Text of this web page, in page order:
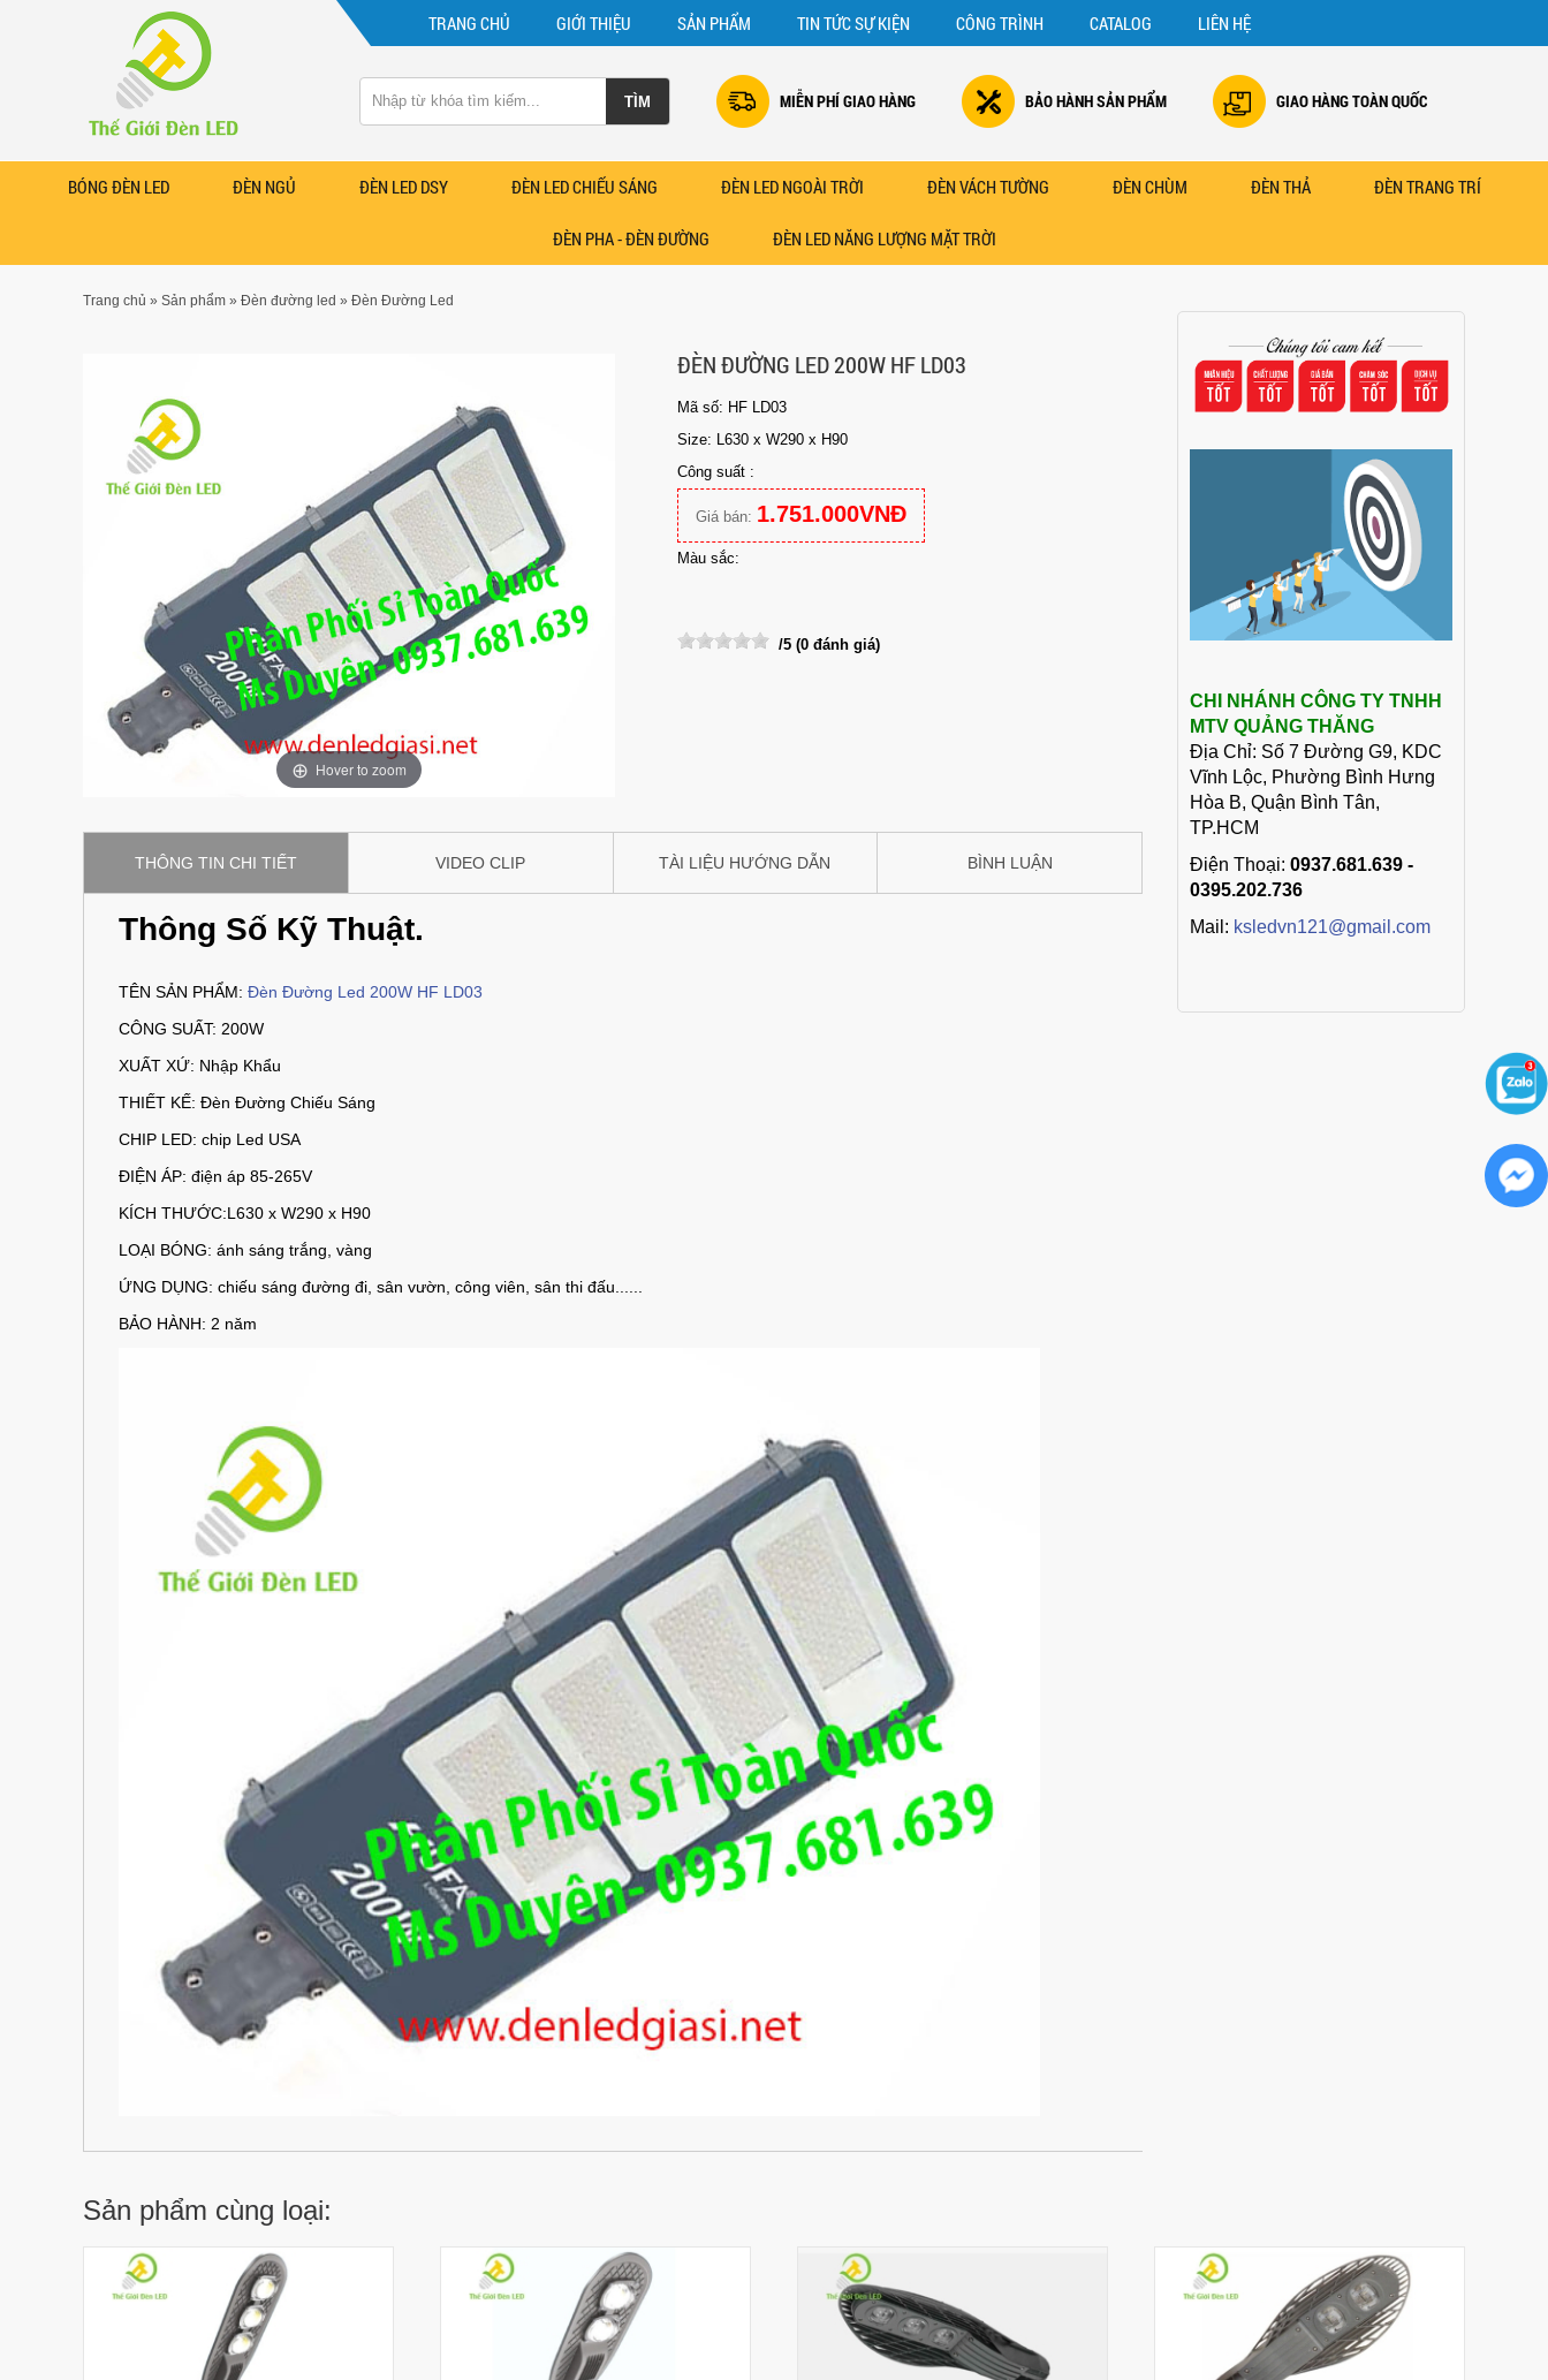
MIỄN PHÍ GIAO HÀNG BẢO HÀNH SẢN PHẨM GIAO HÀNG TOÀN QUỐC
TRANG CHỦ GIỚI THIỆU SẢN PHẨM TIN TỨC SỰ KIỆN CÔNG TRÌNH CATALOG LIÊN HỆ
BÓNG ĐÈN LED ĐÈN NGỦ ĐÈN LED DSY ĐÈN LED CHIẾU SÁNG ĐÈN LED NGOÀI TRỜI ĐÈN VÁCH TƯỜNG ĐÈN CHÙM ĐÈN THẢ ĐÈN TRANG TRÍ
ĐÈN PHA - ĐÈN ĐƯỜNG ĐÈN LED NĂNG LƯỢNG MẶT TRỜI
Trang chủ » Sản phẩm » Đèn đường led » Đèn Đường Led
Hover to zoom
ĐÈN ĐƯỜNG LED 200W HF LD03
Mã số: HF LD03
Size: L630 x W290 x H90
Công suất :
Giá bán: 1.751.000VNĐ
Màu sắc:
/5 (0 đánh giá)
THÔNG TIN CHI TIẾT VIDEO CLIP TÀI LIỆU HƯỚNG DẪN BÌNH LUẬN
Thông Số Kỹ Thuật.
TÊN SẢN PHẨM: Đèn Đường Led 200W HF LD03
CÔNG SUẤT: 200W
XUẤT XỨ: Nhập Khẩu
THIẾT KẾ: Đèn Đường Chiếu Sáng
CHIP LED: chip Led USA
ĐIỆN ÁP: điện áp 85-265V
KÍCH THƯỚC:L630 x W290 x H90
LOẠI BÓNG: ánh sáng trắng, vàng
ỨNG DỤNG: chiếu sáng đường đi, sân vườn, công viên, sân thi đấu......
BẢO HÀNH: 2 năm
CHI NHÁNH CÔNG TY TNHH
MTV QUẢNG THĂNG
Địa Chỉ: Số 7 Đường G9, KDC
Vĩnh Lộc, Phường Bình Hưng
Hòa B, Quận Bình Tân,
TP.HCM
Điện Thoại: 0937.681.639 -
0395.202.736
Mail: ksledvn121@gmail.com
Sản phẩm cùng loại: